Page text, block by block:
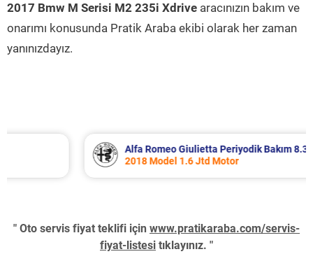
2017 Bmw M Serisi M2 235i Xdrive aracınızın bakım ve
onarımı konusunda Pratik Araba ekibi olarak her zaman
yanınızdayız.
Alfa Romeo Giulietta Periyodik Bakım 8.340 TL
2018 Model 1.6 Jtd Motor
" Oto servis fiyat teklifi için www.pratikaraba.com/servis-
fiyat-listesi tıklayınız. "